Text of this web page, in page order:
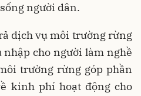
người dân.
dịch vụ môi trường rừng
nhập cho người làm nghề
trường rừng góp phần
kinh phí hoạt động cho